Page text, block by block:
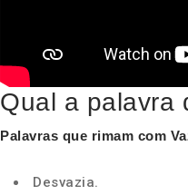
Qual a palavra
Palavras que rimam com
Desvazia.